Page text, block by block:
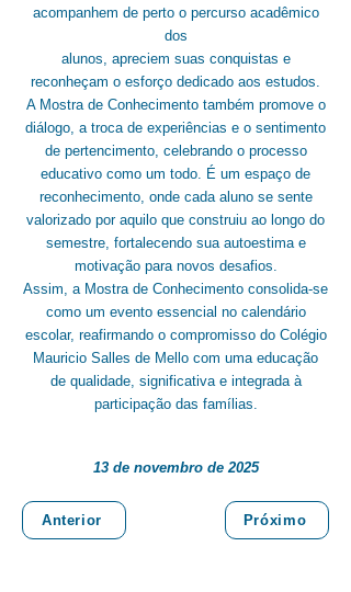
acompanhem de perto o percurso acadêmico
dos
alunos, apreciem suas conquistas e
reconheçam o esforço dedicado aos estudos.
A Mostra de Conhecimento também promove o
diálogo, a troca de experiências e o sentimento
de pertencimento, celebrando o processo
educativo como um todo. É um espaço de
reconhecimento, onde cada aluno se sente
valorizado por aquilo que construiu ao longo do
semestre, fortalecendo sua autoestima e
motivação para novos desafios.
Assim, a Mostra de Conhecimento consolida-se
como um evento essencial no calendário
escolar, reafirmando o compromisso do Colégio
Mauricio Salles de Mello com uma educação
de qualidade, significativa e integrada à
participação das famílias.
13 de novembro de 2025
Anterior Próximo